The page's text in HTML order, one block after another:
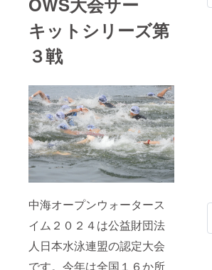
キットシリーズ第
３戦
中海オープンウォータース
イム２０２４は公益財団法
人日本水泳連盟の認定大会
です。今年は全国１６か所